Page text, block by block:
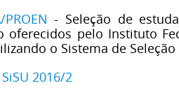
- Seleção de
oferecidos pelo Instituto
o Sistema de Seleção
2016/2